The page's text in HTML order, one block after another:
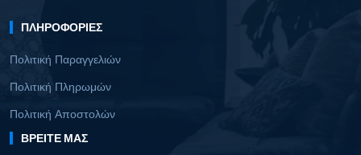
ΠΛΗΡΟΦΟΡΊΕΣ
Πολιτική Παραγγελιών
Πολιτική Πληρωμών
Πολιτική Αποστολών
ΒΡΕΊΤΕ ΜΑΣ